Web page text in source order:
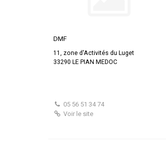
DMF
11, zone d'Activités du Luget
33290 LE PIAN MEDOC
05 56 51 34 74
Voir le site